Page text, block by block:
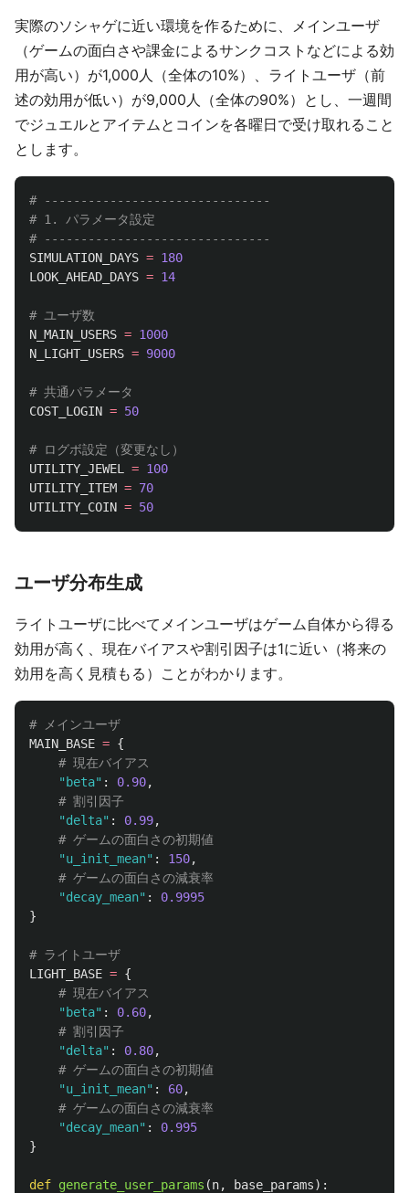
実際のソシャゲに近い環境を作るために、メインユーザ
（ゲームの面白さや課金によるサンクコストなどによる効
用が高い）が1,000人（全体の10%）、ライトユーザ（前
述の効用が低い）が9,000人（全体の90%）とし、一週間
でジュエルとアイテムとコインを各曜日で受け取れること
とします。
# -------------------------------
# 1. パラメータ設定
SIMULATION_DAYS = 180
LOOK_AHEAD_DAYS = 14
N_MAIN_USERS = 1000
N_LIGHT_USERS = 9000
COST_LOGIN = 50
UTILITY_JEWEL
= 100
UTILITY_ITEM = 70
UTILITY_COIN = 50
ユーザ分布生成
ライトユーザに比べてメインユーザはゲーム自体から得る
効用が高く、現在バイアスや割引因子は1に近い（将来の
効用を高く見積もる）ことがわかります。
MAIN_BASE = {
" beta" : 0.90,
"delta" : 0.99,
"u_init_mean" : 150,
"decay_mean" :
0.9995
}
LIGHT_BASE = {
" beta" : 0.60,
"delta" : 0.80,
"u_init_mean" : 60,
"decay_mean" :
0.995
}
def generate_user_params (n, base_params):